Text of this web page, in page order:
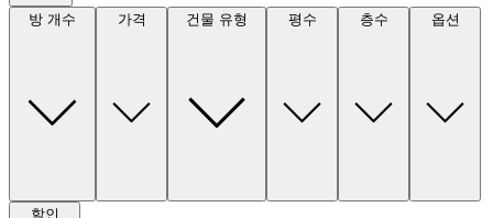
방 개수
가격 건물 유형 평수 층수 옵션
할인